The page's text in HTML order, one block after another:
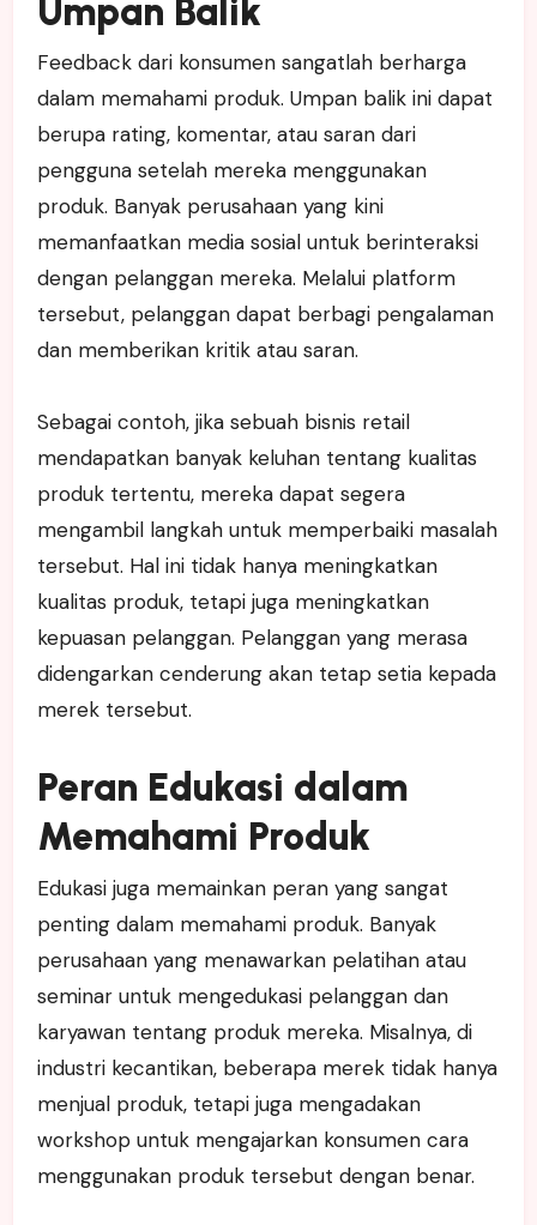
Umpan Balik
Feedback dari konsumen sangatlah berharga
dalam memahami produk. Umpan balik ini dapat
berupa rating, komentar, atau saran dari
pengguna setelah mereka menggunakan
produk. Banyak perusahaan yang kini
memanfaatkan media sosial untuk berinteraksi
dengan pelanggan mereka. Melalui platform
tersebut, pelanggan dapat berbagi pengalaman
dan memberikan kritik atau saran.
Sebagai contoh, jika sebuah bisnis retail
mendapatkan banyak keluhan tentang kualitas
produk tertentu, mereka dapat segera
mengambil langkah untuk memperbaiki masalah
tersebut. Hal ini tidak hanya meningkatkan
kualitas produk, tetapi juga meningkatkan
kepuasan pelanggan. Pelanggan yang merasa
didengarkan cenderung akan tetap setia kepada
merek tersebut.
Peran Edukasi dalam
Memahami Produk
Edukasi juga memainkan peran yang sangat
penting dalam memahami produk. Banyak
perusahaan yang menawarkan pelatihan atau
seminar untuk mengedukasi pelanggan dan
karyawan tentang produk mereka. Misalnya, di
industri kecantikan, beberapa merek tidak hanya
menjual produk, tetapi juga mengadakan
workshop untuk mengajarkan konsumen cara
menggunakan produk tersebut dengan benar.